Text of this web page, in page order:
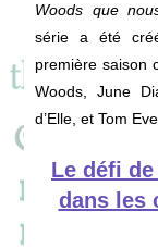
Woods que
série a été
première saison
Woods, June
d’Elle, et Tom
Le défi
dans les